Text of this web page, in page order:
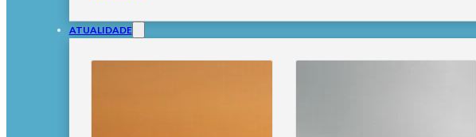
ATUALIDADE